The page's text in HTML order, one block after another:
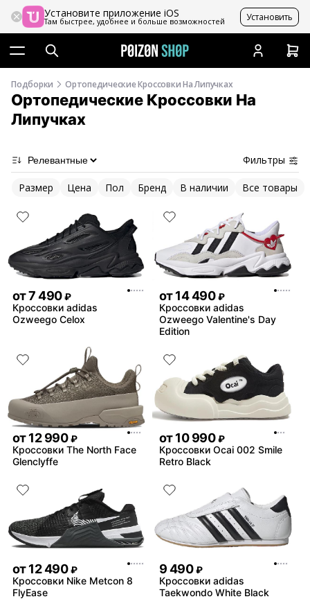
Установите приложение iOS
Там быстрее, удобнее и больше возможностей Установить
Подборки Ортопедические Кроссовки На Липучках
Ортопедические Кроссовки На
Липучках
Фильтры
Размер Цена Пол Бренд В наличии Все товары
от7 490 ₽
Кроссовки adidas
Ozweego Celox
от14 490 ₽
Кроссовки adidas
Ozweego Valentine's Day
Edition
от12 990 ₽
Кроссовки The North Face
Glenclyffe
от10 990 ₽
Кроссовки Ocai 002 Smile
Retro Black
от12 490 ₽
Кроссовки Nike Metcon 8
FlyEase
9 490 ₽
Кроссовки adidas
Taekwondo White Black